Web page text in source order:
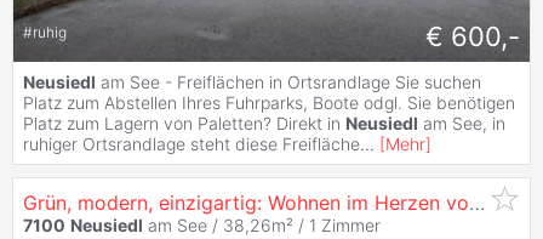
#ruhig € 600,-
Neusiedl am See - Freiflächen in Ortsrandlage Sie suchen
Platz zum Abstellen Ihres Fuhrparks, Boote odgl. Sie benötigen
Platz zum Lagern von Paletten? Direkt in Neusiedl am See, in
ruhiger Ortsrandlage steht diese Freifläche... [Mehr]
Grün, modern, einzigartig: Wohnen im Herzen von
7100 Neusiedl am See / 38,26m² / 1 Zimmer